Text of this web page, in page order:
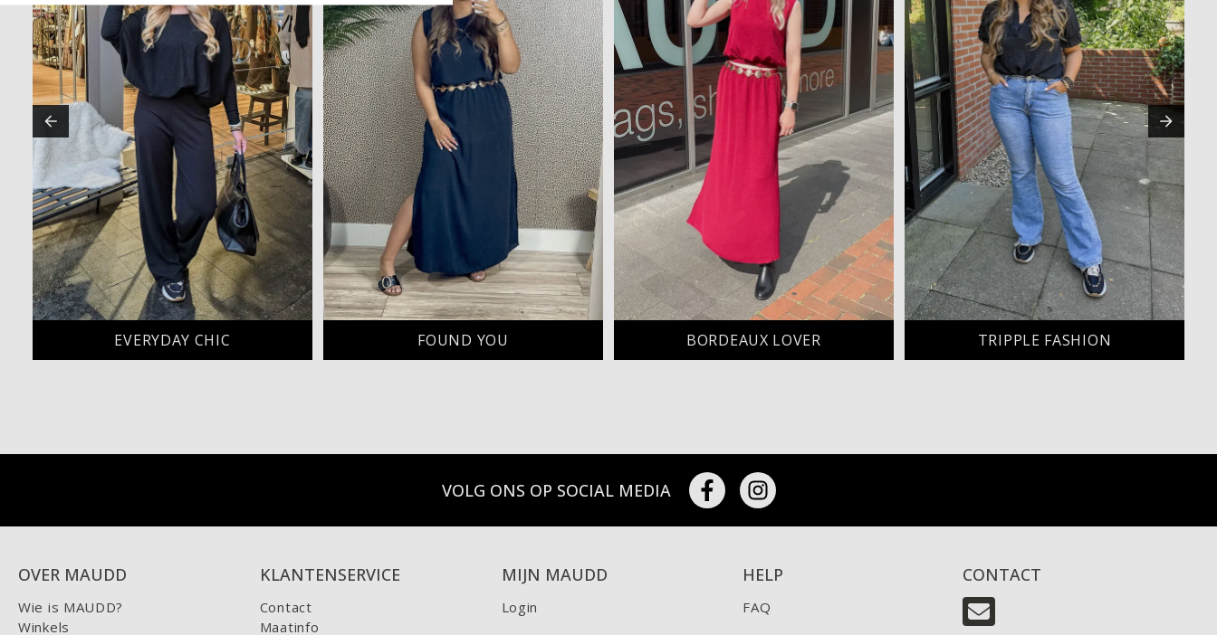
EVERYDAY CHIC FOUND YOU BORDEAUX LOVER TRIPPLE FASHION
VOLG ONS OP SOCIAL MEDIA
OVER MAUDD
Wie is MAUDD?
Winkels
KLANTENSERVICE
Contact
Maatinfo
MIJN MAUDD
Login
HELP
FAQ
CONTACT